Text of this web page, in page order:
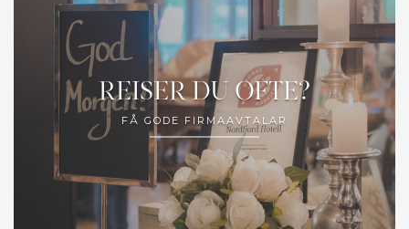
REISER DU OFTE?
FÅ GODE FIRMAAVTALAR